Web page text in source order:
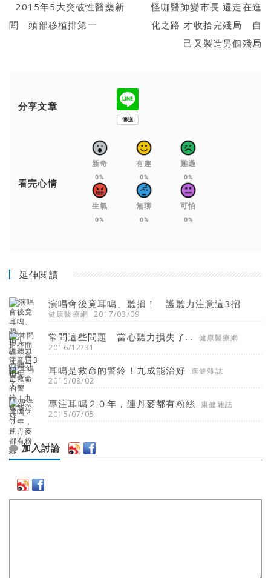
2015年5大突破性醫藥新
聞 頭部移植排第一
怪咖醫師變市長 還走在進
化之路 才收拾完殘局 自
己又製造另個殘局
分享文章
看完心情
新奇
0%
有趣
0%
難過
0%
生氣
0%
無聊
0%
可怕
0%
延伸閱讀
演唱會後竟耳鳴、聽損！ 護聽力注意這3招
健康醫療網 2017/03/09
常問這些問題 當心聽力損失了...
健康醫療網
2016/12/31
耳鳴是救命的警鈴！九成能治好
康健雜誌
2015/08/02
專注耳鳴２０年，連丹麥都有粉絲
康健雜誌
2015/07/05
加入討論